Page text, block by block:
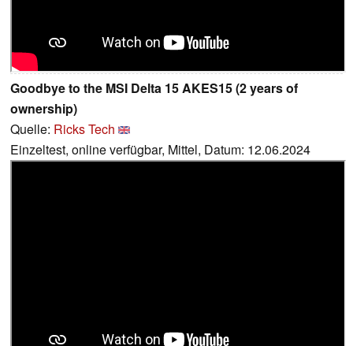
Goodbye to the MSI Delta 15 AKES15 (2 years of
ownership)
Quelle: Ricks Tech
Einzeltest, online verfügbar, Mittel, Datum: 12.06.2024